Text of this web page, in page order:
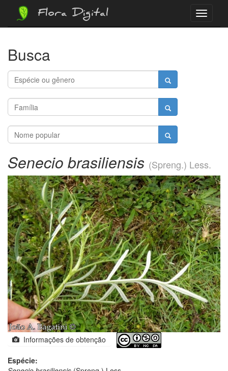
Menu
Flora Digital
Busca
Senecio brasiliensis (Spreng.) Less.
Informações de obtenção
Espécie: